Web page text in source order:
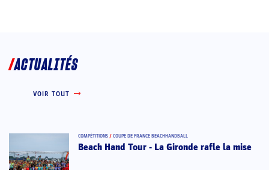
ACTUALITÉS
VOIR TOUT
COMPÉTITIONS / COUPE DE FRANCE BEACHHANDBALL
Beach Hand Tour - La Gironde rafle la mise